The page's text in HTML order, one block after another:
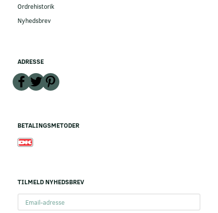
Ordrehistorik
Nyhedsbrev
ADRESSE
BETALINGSMETODER
TILMELD NYHEDSBREV
adresse